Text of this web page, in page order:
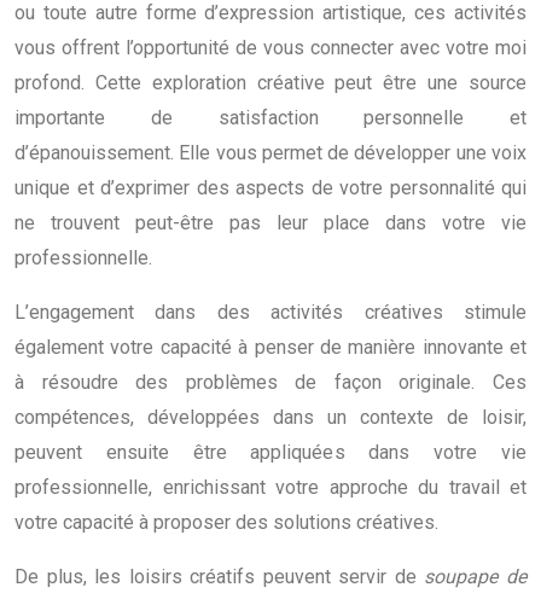
ou toute autre forme d’expression artistique, ces activités
vous offrent l’opportunité de vous connecter avec votre moi
profond. Cette exploration créative peut être une source
importante de satisfaction personnelle et
d’épanouissement. Elle vous permet de développer une voix
unique et d’exprimer des aspects de votre personnalité qui
ne trouvent peut-être pas leur place dans votre vie
professionnelle.
L’engagement dans des activités créatives stimule
également votre capacité à penser de manière innovante et
à résoudre des problèmes de façon originale. Ces
compétences, développées dans un contexte de loisir,
peuvent ensuite être appliquées dans votre vie
professionnelle, enrichissant votre approche du travail et
votre capacité à proposer des solutions créatives.
De plus, les loisirs créatifs peuvent servir de soupape de